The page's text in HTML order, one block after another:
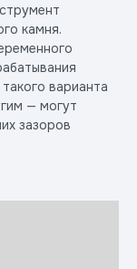
камня.
варианта
— могут
зазоров